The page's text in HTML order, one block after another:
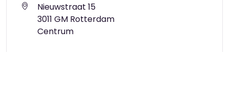
Nieuwstraat 15
3011 GM Rotterdam
Centrum